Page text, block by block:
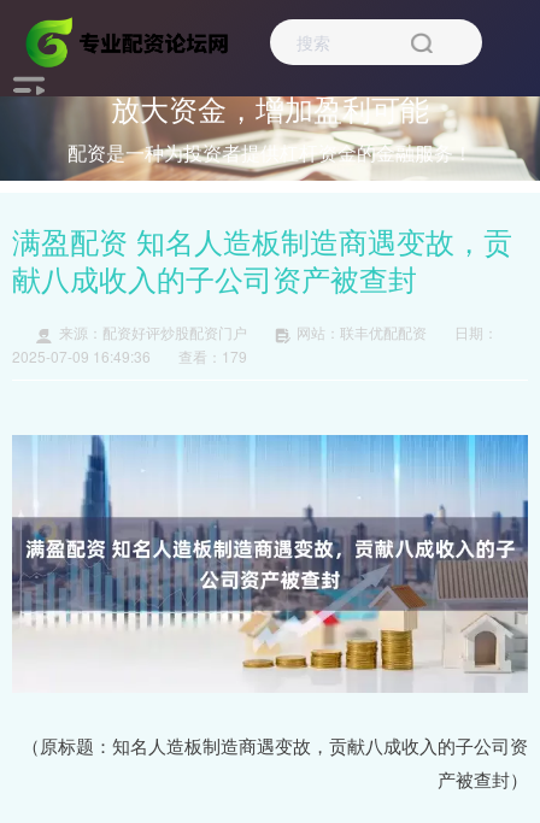
放大资金，增加盈利可能
配资是一种为投资者提供杠杆资金的金融服务！
满盈配资 知名人造板制造商遇变故，贡
献八成收入的子公司资产被查封
来源：配资好评炒股配资门户 网站：联丰优配配资
日期：
2025-07-09 16:49:36
查看：179
（原标题：知名人造板制造商遇变故，贡献八成收入的子公司资
产被查封）